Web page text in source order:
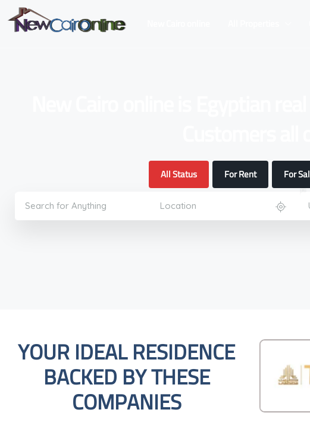
All Status For Rent For
YOUR IDEAL RESIDENCE
BACKED BY THESE
COMPANIES